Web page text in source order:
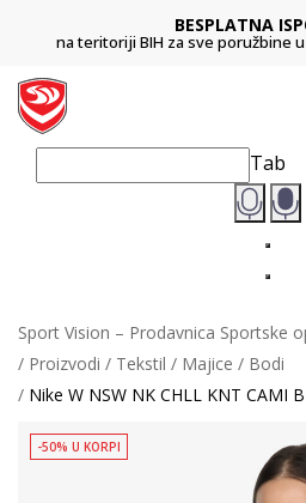
BESPLATNA
na teritoriji BIH za sve poružbine
Tab
Sport Vision – Prodavnica Sportske
Proizvodi
Tekstil Majice
Bodi
Nike W NSW NK CHLL KNT CAMI
-50% U KORPI